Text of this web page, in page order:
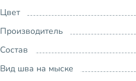
Цвет
Производитель
Состав
Вид шва на мыске